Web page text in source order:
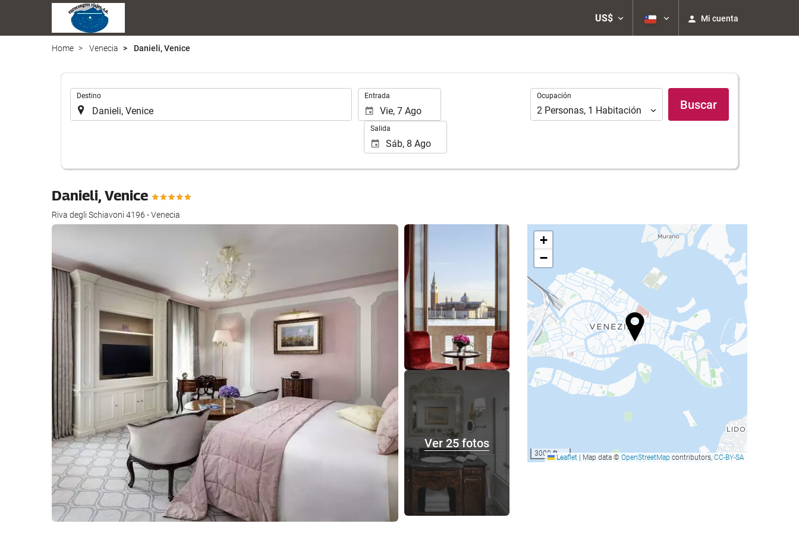
US$ Mi cuenta
Home Venecia Danieli, Venice
Destino Entrada
Salida
Ocupación
Ocupación
2 Personas, 1 Habitación Buscar
Danieli, Venice
Riva degli Schiavoni 4196 - Venecia
Ver 25 fotos
+
−
3000 ftLeaflet Map data © OpenStreetMap contributors, CC-BY-SA